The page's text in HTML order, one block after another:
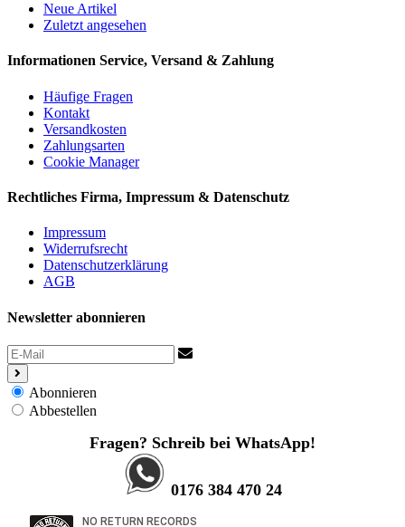
Neue Artikel
Zuletzt angesehen
Informationen Service, Versand & Zahlung
Häufige Fragen
Kontakt
Versandkosten
Zahlungsarten
Cookie Manager
Rechtliches Firma, Impressum & Datenschutz
Impressum
Widerrufsrecht
Datenschutzerklärung
AGB
Newsletter abonnieren
Abonnieren
Abbestellen
Fragen? Schreib bei WhatsApp!
0176 384 470 24